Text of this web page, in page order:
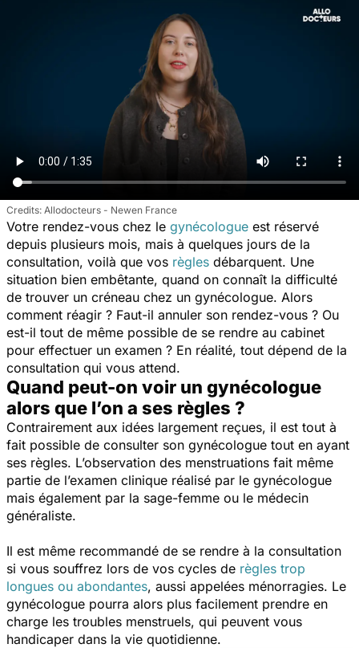
Allodocteurs - Newen France
Votre rendez-vous chez le gynécologue est réservé
depuis plusieurs mois, mais à quelques jours de la
consultation, voilà que vos règles débarquent. Une
situation bien embêtante, quand on connaît la difficulté
de trouver un créneau chez un gynécologue. Alors
comment réagir ? Faut-il annuler son rendez-vous ? Ou
est-il tout de même possible de se rendre au cabinet
pour effectuer un examen ? En réalité, tout dépend de la
consultation qui vous attend.
Quand peut-on voir un gynécologue
alors que l’on a ses règles ?
Contrairement aux idées largement reçues, il est tout à
fait possible de consulter son gynécologue tout en ayant
ses règles. L’observation des menstruations fait même
partie de l’examen clinique réalisé par le gynécologue
mais également par la sage-femme ou le médecin
généraliste.
Il est même recommandé de se rendre à la consultation
si vous souffrez lors de vos cycles de règles trop
longues ou abondantes, aussi appelées ménorragies. Le
gynécologue pourra alors plus facilement prendre en
charge les troubles menstruels, qui peuvent vous
handicaper dans la vie quotidienne.